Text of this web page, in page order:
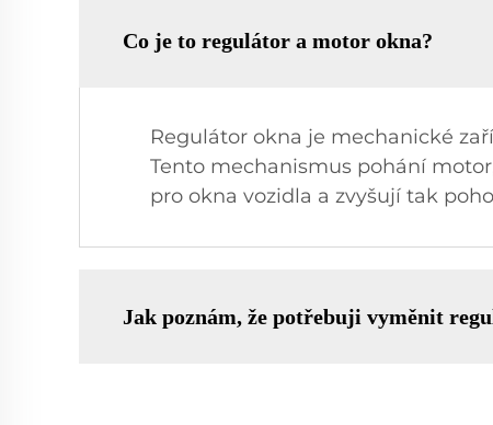
Co je to regulátor a motor okna?
Regulátor okna je mechanické
Tento mechanismus pohání
pro okna vozidla a zvyšují tak
Jak poznám, že potřebuji vyměnit